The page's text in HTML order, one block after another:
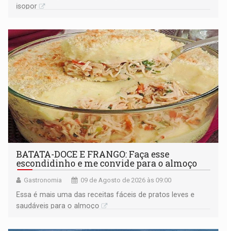
isopor
BATATA-DOCE E FRANGO: Faça esse
escondidinho e me convide para o almoço
Gastronomia 09 de Agosto de 2026 às 09:00
Essa é mais uma das receitas fáceis de pratos leves e
saudáveis para o almoço